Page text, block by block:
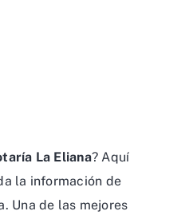
La Eliana? Aquí
la información de
Una de las mejores